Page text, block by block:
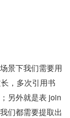
景下我们需要用
，多次引用书
另外就是表 join
们都需要提取出